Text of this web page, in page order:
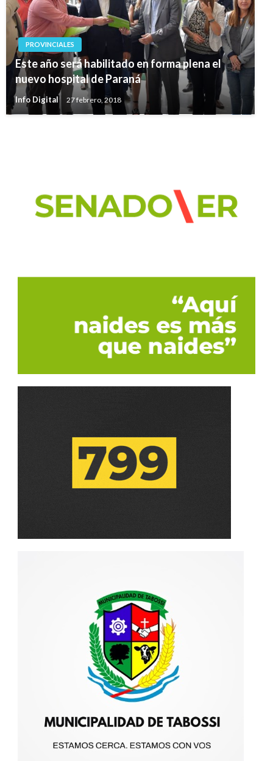
PROVINCIALES
Este año será habilitado en forma plena el
nuevo hospital de Paraná
Info Digital 27 febrero, 2018